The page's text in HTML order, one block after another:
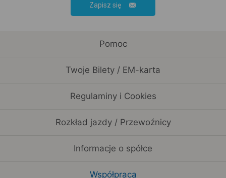
Zapisz się
Pomoc
Twoje Bilety / EM-karta
Regulaminy i Cookies
Rozkład jazdy / Przewoźnicy
Informacje o spółce
Współpraca